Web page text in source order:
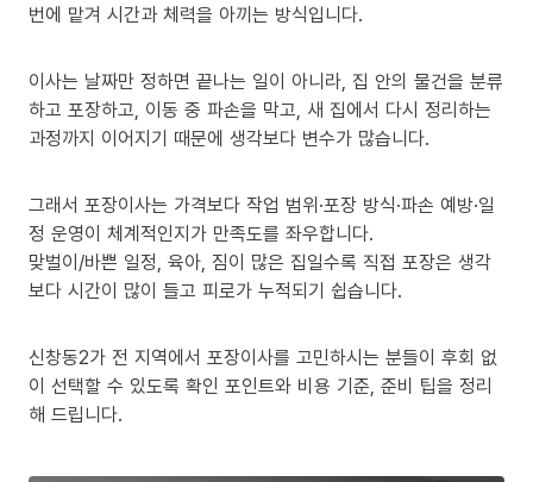
번에 맡겨 시간과 체력을 아끼는 방식입니다.
이사는 날짜만 정하면 끝나는 일이 아니라, 집 안의 물건을 분류
하고 포장하고, 이동 중 파손을 막고, 새 집에서 다시 정리하는
과정까지 이어지기 때문에 생각보다 변수가 많습니다.
그래서 포장이사는 가격보다 작업 범위·포장 방식·파손 예방·일
정 운영이 체계적인지가 만족도를 좌우합니다.
맞벌이/바쁜 일정, 육아, 짐이 많은 집일수록 직접 포장은 생각
보다 시간이 많이 들고 피로가 누적되기 쉽습니다.
신창동2가 전 지역에서 포장이사를 고민하시는 분들이 후회 없
이 선택할 수 있도록 확인 포인트와 비용 기준, 준비 팁을 정리
해 드립니다.